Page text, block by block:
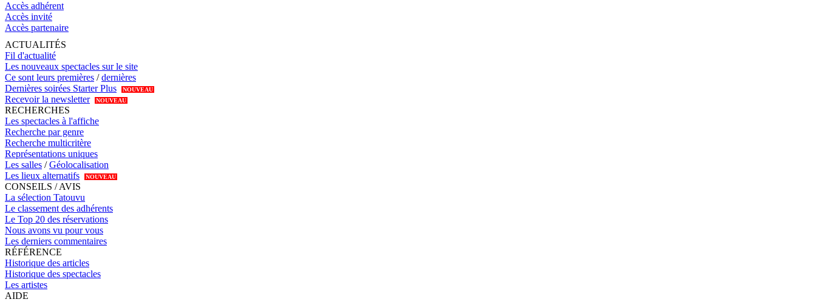
Accès adhérent
Accès invité
Accès partenaire
ACTUALITÉS
Fil d'actualité
Les nouveaux spectacles sur le site
Ce sont leurs premières /dernières
Dernières soirées Starter Plus
NOUVEAU
Recevoir la newsletter NOUVEAU
RECHERCHES
Les spectacles à l'affiche
Recherche par genre
Recherche multicritère
Représentations uniques
Les salles /Géolocalisation
Les lieux alternatifs
NOUVEAU
CONSEILS / AVIS
La sélection Tatouvu
Le classement des adhérents
Le Top 20 des réservations
Nous avons vu pour vous
Les derniers commentaires
RÉFÉRENCE
Historique des articles
Historique des spectacles
Les artistes
AIDE